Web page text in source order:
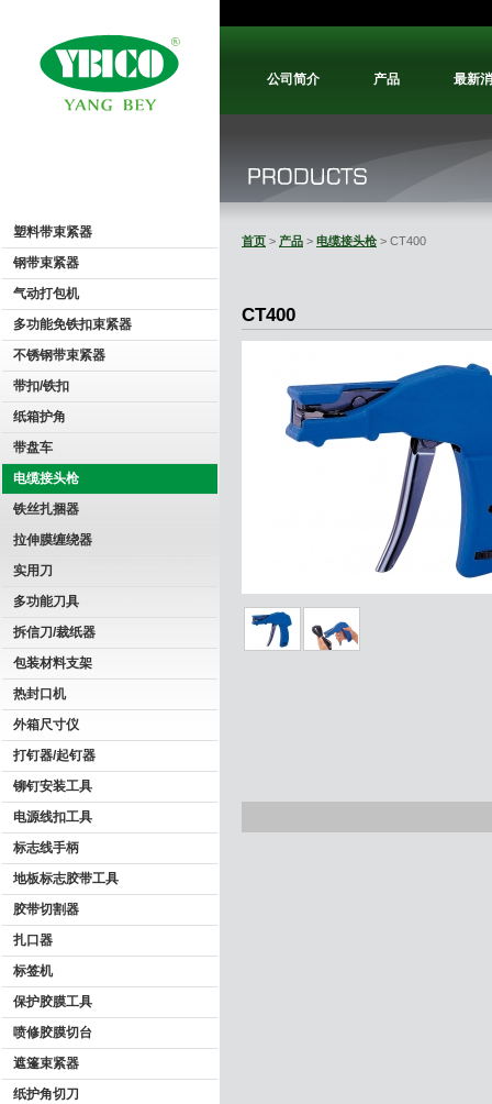
塑料带束紧器
钢带束紧器
气动打包机
多功能免铁扣束紧器
不锈钢带束紧器
带扣/铁扣
纸箱护角
带盘车
电缆接头枪
铁丝扎捆器
拉伸膜缠绕器
实用刀
多功能刀具
拆信刀/裁纸器
包装材料支架
热封口机
外箱尺寸仪
打钉器/起钉器
铆钉安装工具
电源线扣工具
标志线手柄
地板标志胶带工具
胶带切割器
扎口器
标签机
保护胶膜工具
喷修胶膜切台
遮篷束紧器
纸护角切刀
公司简介 产品 最新
首页 > 产品 > 电缆接头枪 > CT400
CT400